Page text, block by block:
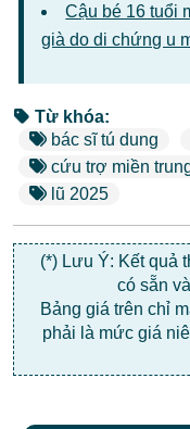
Cậu bé 16 tuổi
già do di chứng u
Từ khóa:
bác sĩ tú dung
cứu trợ miền
lũ 2025
(*) Lưu Ý: Kết quả
có sẵn
Bảng giá trên chỉ
phải là mức giá